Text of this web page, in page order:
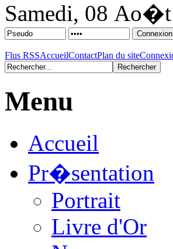
Samedi, 08
Flus RSSAccueilContactPlan du site
Menu
Accueil
Pr�sentation
Portrait
Livre d'Or